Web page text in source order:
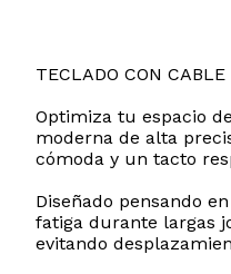
TECLADO CON
Optimiza tu espacio
moderna de alta
cómoda y un tacto
Diseñado pensando
fatiga durante largas
evitando